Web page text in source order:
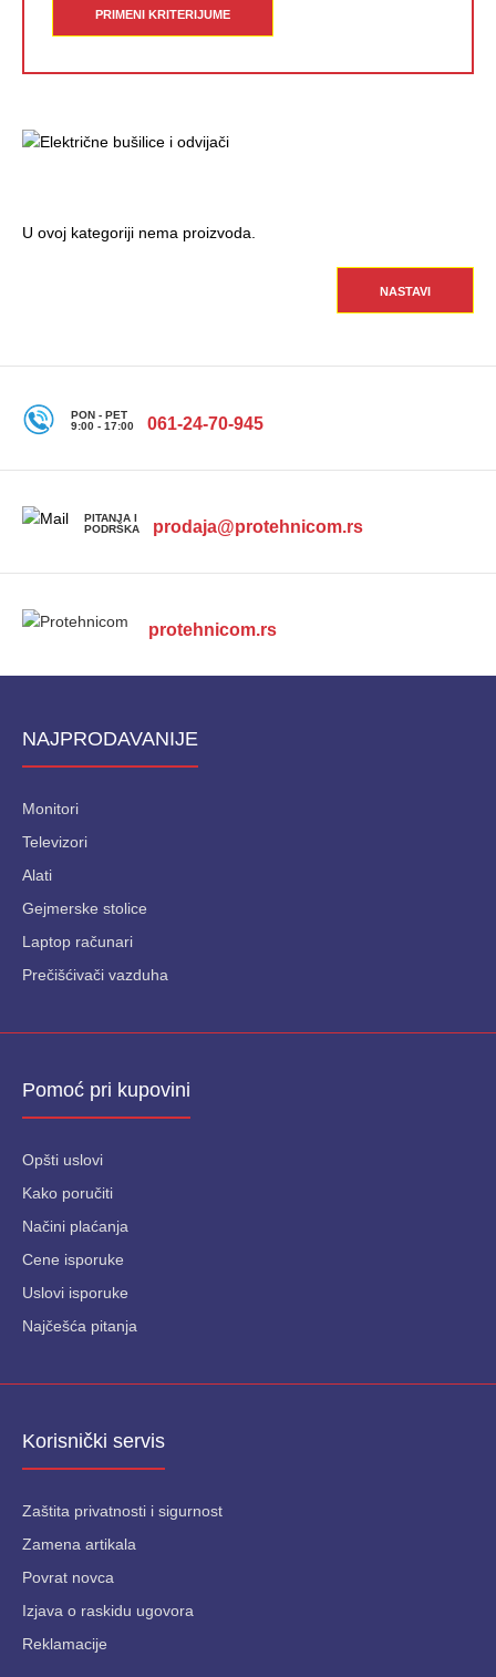
PRIMENI KRITERIJUME
U ovoj kategoriji nema proizvoda.
NASTAVI
PON - PET
9:00 - 17:00
061-24-70-945
PITANJA I
PODRŠKA
prodaja@protehnicom.rs
protehnicom.rs
NAJPRODAVANIJE
Monitori
Televizori
Alati
Gejmerske stolice
Laptop računari
Prečišćivači vazduha
Pomoć pri kupovini
Opšti uslovi
Kako poručiti
Načini plaćanja
Cene isporuke
Uslovi isporuke
Najčešća pitanja
Korisnički servis
Zaštita privatnosti i sigurnost
Zamena artikala
Povrat novca
Izjava o raskidu ugovora
Reklamacije